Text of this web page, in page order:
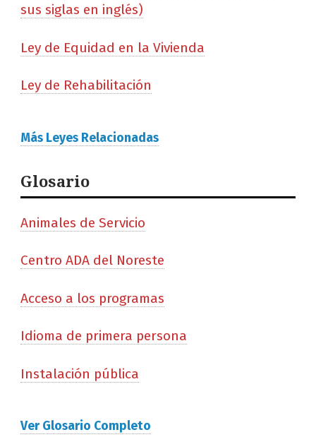
sus siglas en inglés)
Ley de Equidad en la Vivienda
Ley de Rehabilitación
Más Leyes Relacionadas
Glosario
Animales de Servicio
Centro ADA del Noreste
Acceso a los programas
Idioma de primera persona
Instalación pública
Ver Glosario Completo